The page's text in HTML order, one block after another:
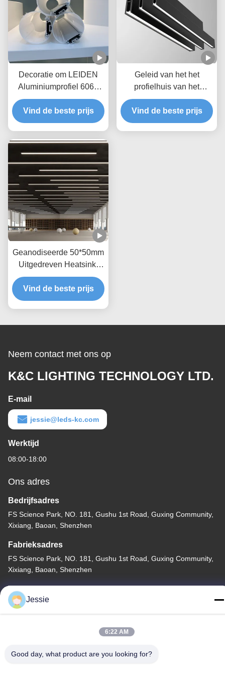
Decoratie om LEIDEN
Aluminiumprofiel 6063
T5-Diameter 60mm PC-
Dekking
Vind de beste prijs
Geleid van het het
profielhuis van het
strookaluminium de
Verlichtingswidth10mm
Opgeschort LEIDEN
Vind de beste prijs
Geanodiseerde 50*50mm
Uitgedreven Heatsink-
Profielen voor LEIDEN
Hoofdlicht
Vind de beste prijs
Neem contact met ons op
K&C LIGHTING TECHNOLOGY LTD.
E-mail
jessie@leds-kc.com
Werktijd
08:00-18:00
Ons adres
Bedrijfsadres
FS Science Park, NO. 181, Gushu 1st Road, Guxing Community,
Xixiang, Baoan, Shenzhen
Fabrieksadres
FS Science Park, NO. 181, Gushu 1st Road, Guxing Community,
Xixiang, Baoan, Shenzhen
Telefoon
86-0755-22300563
Jessie
6:22 AM
Good day, what product are you looking for?